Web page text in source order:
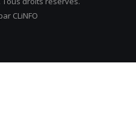
CLiNFO